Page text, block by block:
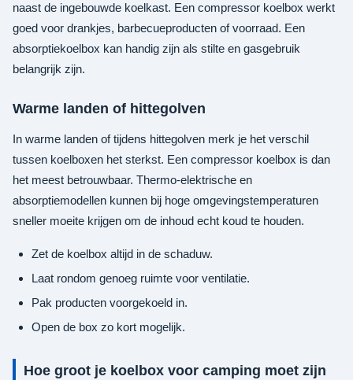
naast de ingebouwde koelkast. Een compressor koelbox werkt
goed voor drankjes, barbecueproducten of voorraad. Een
absorptiekoelbox kan handig zijn als stilte en gasgebruik
belangrijk zijn.
Warme landen of hittegolven
In warme landen of tijdens hittegolven merk je het verschil
tussen koelboxen het sterkst. Een compressor koelbox is dan
het meest betrouwbaar. Thermo-elektrische en
absorptiemodellen kunnen bij hoge omgevingstemperaturen
sneller moeite krijgen om de inhoud echt koud te houden.
Zet de koelbox altijd in de schaduw.
Laat rondom genoeg ruimte voor ventilatie.
Pak producten voorgekoeld in.
Open de box zo kort mogelijk.
Hoe groot je koelbox voor camping moet zijn